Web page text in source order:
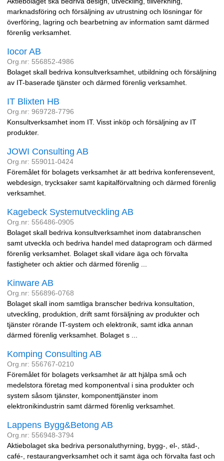
marknadsföring och försäljning av utrustning och lösningar för
överföring, lagring och bearbetning av information samt därmed
förenlig verksamhet.
Iocor AB
Org.nr: 556852-4986
Bolaget skall bedriva konsultverksamhet, utbildning och försäljning
av IT-baserade tjänster och därmed förenlig verksamhet.
IT Blixten HB
Org.nr: 969728-7796
Konsultverksamhet inom IT. Visst inköp och försäljning av IT
produkter.
JOWI Consulting AB
Org.nr: 559011-0424
Föremålet för bolagets verksamhet är att bedriva konferensevent,
webdesign, trycksaker samt kapitalförvaltning och därmed förenlig
verksamhet.
Kagebeck Systemutveckling AB
Org.nr: 556486-0905
Bolaget skall bedriva konsultverksamhet inom databranschen
samt utveckla och bedriva handel med dataprogram och därmed
förenlig verksamhet. Bolaget skall vidare äga och förvalta
fastigheter och aktier och därmed förenlig ...
Kinware AB
Org.nr: 556896-0768
Bolaget skall inom samtliga branscher bedriva konsultation,
utveckling, produktion, drift samt försäljning av produkter och
tjänster rörande IT-system och elektronik, samt idka annan
därmed förenlig verksamhet. Bolaget s ...
Komping Consulting AB
Org.nr: 556767-0210
Föremålet för bolagets verksamhet är att hjälpa små och
medelstora företag med komponentval i sina produkter och
system såsom tjänster, komponenttjänster inom
elektronikindustrin samt därmed förenlig verksamhet.
Lappens Bygg&Betong AB
Org.nr: 556948-3794
Aktiebolaget ska bedriva personaluthyrning, bygg-, el-, städ-,
café-, restaurangverksamhet och it samt äga och förvalta fast och